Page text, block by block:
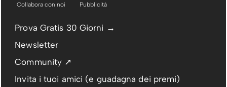
Collabora con noi
Pubblicità
Prova Gratis 30 Giorni →
Newsletter
Community ↗
Invita i tuoi amici (e guadagna dei premi)